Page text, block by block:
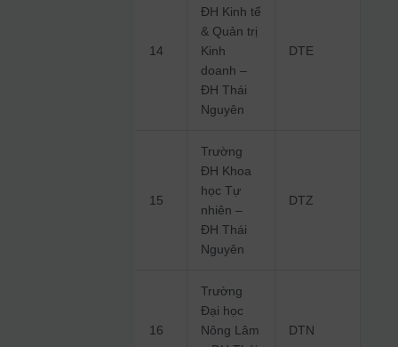
14
ĐH Kinh tế
& Quản trị
Kinh
doanh –
ĐH Thái
Nguyên
DTE
15
Trường
ĐH Khoa
học Tự
nhiên –
ĐH Thái
Nguyên
DTZ
16
Trường
Đại học
Nông Lâm
DTN